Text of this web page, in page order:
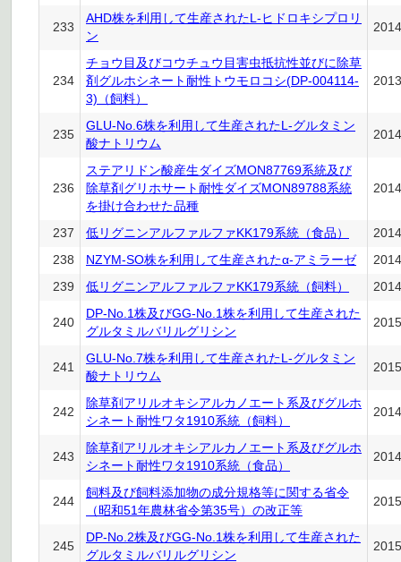
233
AHD株を利用して生産されたL-ヒドロキシプロリ
ン
234
チョウ目及びコウチュウ目害虫抵抗性並びに除草
剤グルホシネート耐性トウモロコシ(DP-004114-
3)（飼料）
235
GLU-No.6株を利用して生産されたL-グルタミン
酸ナトリウム
236
ステアリドン酸産生ダイズMON87769系統及び
除草剤グリホサート耐性ダイズMON89788系統
を掛け合わせた品種
237 低リグニンアルファルファKK179系統（食品）
238
NZYM-SO株を利用して生産されたα-アミラーゼ
239
低リグニンアルファルファKK179系統（飼料）
240
DP-No.1株及びGG-No.1株を利用して生産された
グルタミルバリルグリシン
241
GLU-No.7株を利用して生産されたL-グルタミン
酸ナトリウム
242
除草剤アリルオキシアルカノエート系及びグルホ
シネート耐性ワタ1910系統（飼料）
243
除草剤アリルオキシアルカノエート系及びグルホ
シネート耐性ワタ1910系統（食品）
244
飼料及び飼料添加物の成分規格等に関する省令
（昭和51年農林省令第35号）の改正等
245
DP-No.2株及びGG-No.1株を利用して生産された
グルタミルバリルグリシン